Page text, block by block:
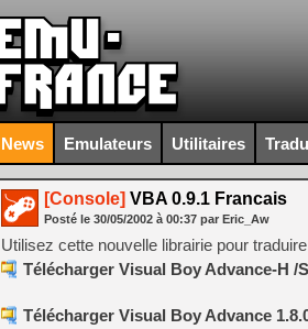
News Emulateurs Utilitaires
[Console] VBA 0.9.1 Francais
Posté le 30/05/2002 à 00:37 par Eric_Aw
Utilisez cette nouvelle librairie pour
Télécharger Visual Boy Advance-H /
Télécharger Visual Boy Advance